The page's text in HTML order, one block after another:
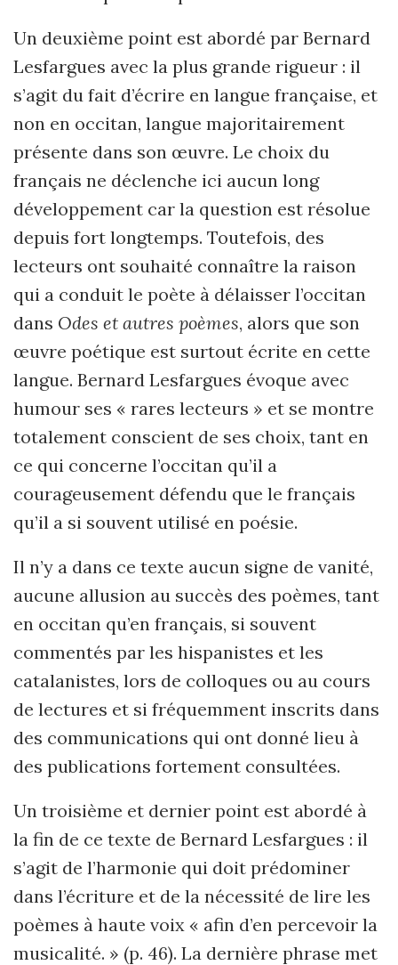
Un deuxième point est abordé par Bernard
Lesfargues avec la plus grande rigueur : il
s’agit du fait d’écrire en langue française, et
non en occitan, langue majoritairement
présente dans son œuvre. Le choix du
français ne déclenche ici aucun long
développement car la question est résolue
depuis fort longtemps. Toutefois, des
lecteurs ont souhaité connaître la raison
qui a conduit le poète à délaisser l’occitan
dans Odes et autres poèmes, alors que son
œuvre poétique est surtout écrite en cette
langue. Bernard Lesfargues évoque avec
humour ses « rares lecteurs » et se montre
totalement conscient de ses choix, tant en
ce qui concerne l’occitan qu’il a
courageusement défendu que le français
qu’il a si souvent utilisé en poésie.
Il n’y a dans ce texte aucun signe de vanité,
aucune allusion au succès des poèmes, tant
en occitan qu’en français, si souvent
commentés par les hispanistes et les
catalanistes, lors de colloques ou au cours
de lectures et si fréquemment inscrits dans
des communications qui ont donné lieu à
des publications fortement consultées.
Un troisième et dernier point est abordé à
la fin de ce texte de Bernard Lesfargues : il
s’agit de l’harmonie qui doit prédominer
dans l’écriture et de la nécessité de lire les
poèmes à haute voix « afin d’en percevoir la
musicalité. » (p. 46). La dernière phrase met